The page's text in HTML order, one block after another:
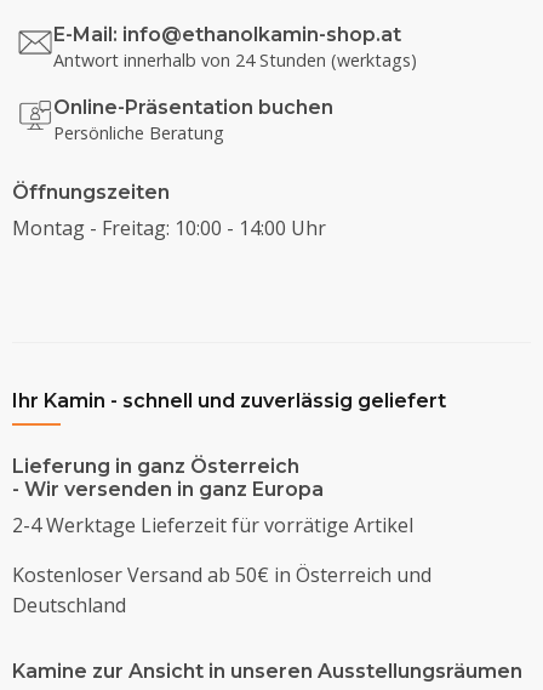
E-Mail: info@ethanolkamin-shop.at
Antwort innerhalb von 24 Stunden (werktags)
Online-Präsentation buchen
Persönliche Beratung
Öffnungszeiten
Montag - Freitag: 10:00 - 14:00 Uhr
Ihr Kamin - schnell und zuverlässig geliefert
Lieferung in ganz Österreich
- Wir versenden in ganz Europa
2-4 Werktage Lieferzeit für vorrätige Artikel
Kostenloser Versand ab 50€ in Österreich und
Deutschland
Kamine zur Ansicht in unseren Ausstellungsräumen